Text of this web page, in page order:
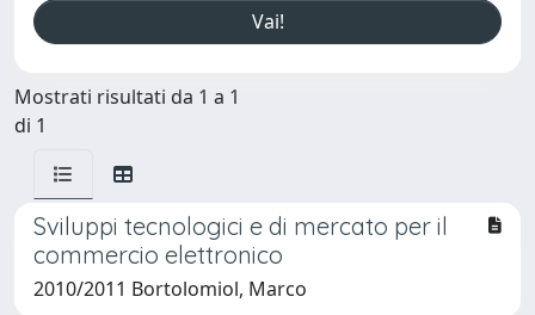
Mostrati risultati da 1 a 1
di 1
Sviluppi tecnologici e di mercato per il
commercio elettronico
2010/2011 Bortolomiol, Marco